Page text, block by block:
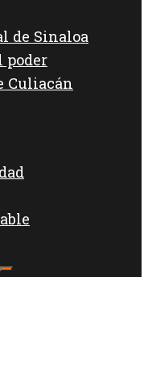
de Sinaloa
poder
Culiacán